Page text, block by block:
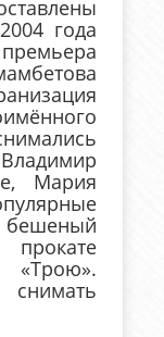
года
Мария
«Трою».